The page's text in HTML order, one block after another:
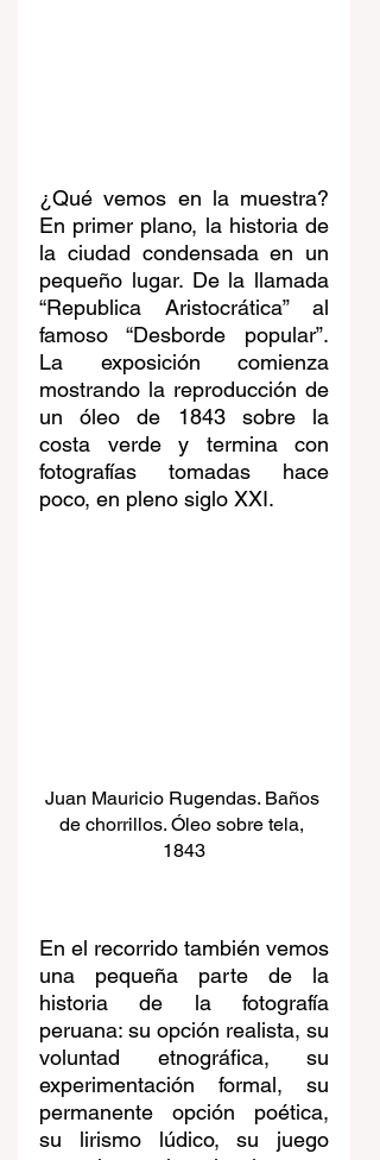
¿Qué vemos en la muestra?
En primer plano, la historia de
la ciudad condensada en un
pequeño lugar. De la llamada
“Republica Aristocrática” al
famoso “Desborde popular”.
La exposición comienza
mostrando la reproducción de
un óleo de 1843 sobre la
costa verde y termina con
fotografías tomadas hace
poco, en pleno siglo XXI.
Juan Mauricio Rugendas. Baños
de chorrillos. Óleo sobre tela,
1843
En el recorrido también vemos
una pequeña parte de la
historia de la fotografía
peruana: su opción realista, su
voluntad etnográfica, su
experimentación formal, su
permanente opción poética,
su lirismo lúdico, su juego